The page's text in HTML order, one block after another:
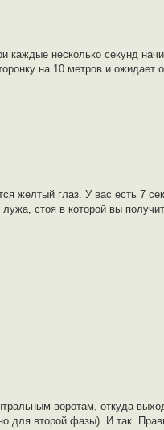
каждые несколько секунд
на 10 метров и ожидает
желтый глаз. У вас есть 7
стоя в которой вы
воротам, откуда
для второй фазы). И так.